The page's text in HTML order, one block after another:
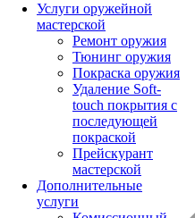
Услуги оружейной
мастерской
Ремонт оружия
Тюнинг оружия
Покраска оружия
Удаление Soft-
touch покрытия с
последующей
покраской
Прейскурант
мастерской
Дополнительные
услуги